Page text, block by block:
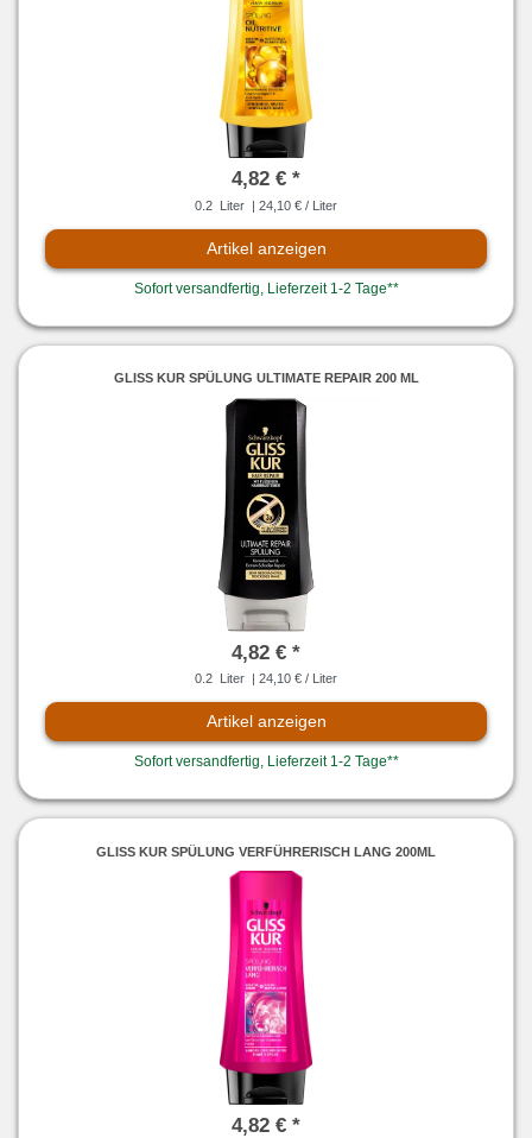
4,82 € *
0.2 Liter | 24,10 € / Liter
Artikel anzeigen
Sofort versandfertig, Lieferzeit 1-2 Tage**
GLISS KUR SPÜLUNG ULTIMATE REPAIR 200 ML
4,82 € *
0.2 Liter | 24,10 € / Liter
Artikel anzeigen
Sofort versandfertig, Lieferzeit 1-2 Tage**
GLISS KUR SPÜLUNG VERFÜHRERISCH LANG 200ML
4,82 € *